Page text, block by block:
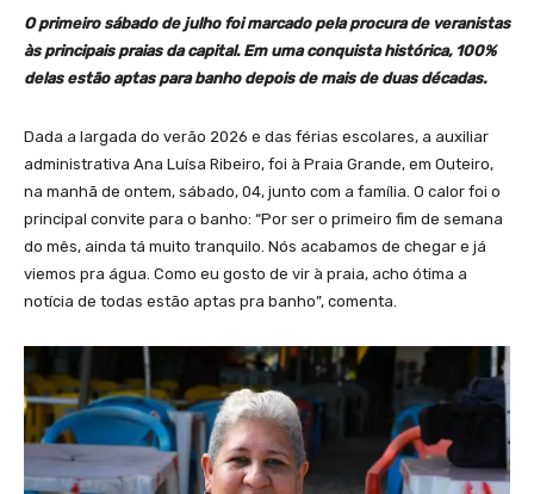
O primeiro sábado de julho foi marcado pela procura de veranistas
às principais praias da capital. Em uma conquista histórica, 100%
delas estão aptas para banho depois de mais de duas décadas.
Dada a largada do verão 2026 e das férias escolares, a auxiliar
administrativa Ana Luísa Ribeiro, foi à Praia Grande, em Outeiro,
na manhã de ontem, sábado, 04, junto com a família. O calor foi o
principal convite para o banho: “Por ser o primeiro fim de semana
do mês, ainda tá muito tranquilo. Nós acabamos de chegar e já
viemos pra água. Como eu gosto de vir à praia, acho ótima a
notícia de todas estão aptas pra banho”, comenta.